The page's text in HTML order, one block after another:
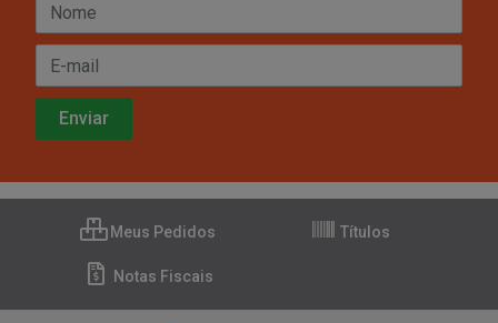
Meus Pedidos Títulos
Notas Fiscais